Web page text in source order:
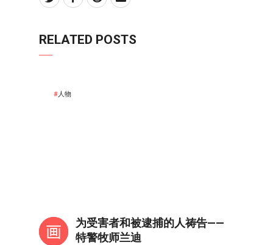
RELATED POSTS
人物
为受害者和被逮捕的人祷告——
特警牧师兰迪